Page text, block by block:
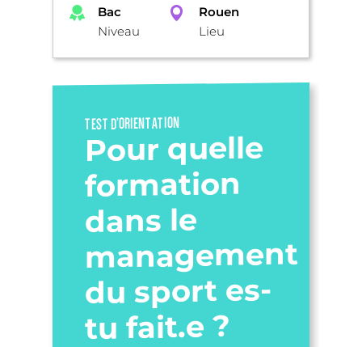
Bac
Niveau
Rouen
Lieu
TEST D’ORIENTATION
Pour quelle
formation
dans le
management
du sport es-
tu fait.e ?